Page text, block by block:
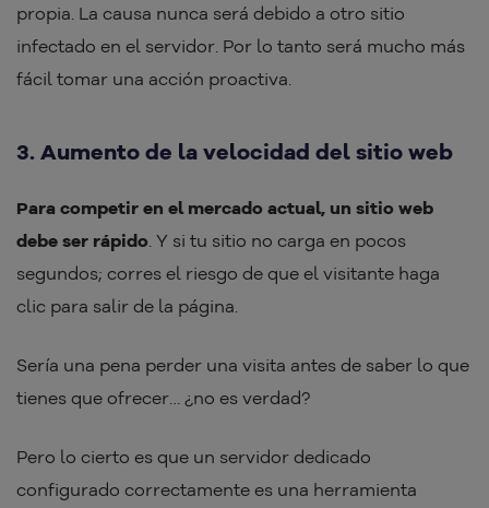
propia. La causa nunca será debido a otro sitio
infectado en el servidor. Por lo tanto será mucho más
fácil tomar una acción proactiva.
3. Aumento de la velocidad del sitio web
Para competir en el mercado actual, un sitio web
debe ser rápido . Y si tu sitio no carga en pocos
segundos; corres el riesgo de que el visitante haga
clic para salir de la página.
Sería una pena perder una visita antes de saber lo que
tienes que ofrecer… ¿no es verdad?
Pero lo cierto es que un servidor dedicado
configurado correctamente es una herramienta